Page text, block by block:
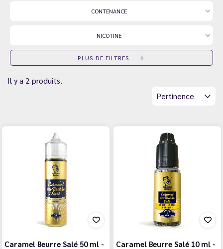
CONTENANCE
NICOTINE
PLUS DE FILTRES
Il y a 2 produits.
Pertinence
Caramel Beurre Salé 50 ml -
Caramel Beurre Salé 10 ml -